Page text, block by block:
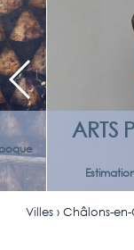
ARTS
Estimation
Villes› Châlons-